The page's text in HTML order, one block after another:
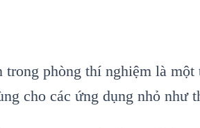
phòng thí nghiệm là
cho các ứng dụng nhỏ